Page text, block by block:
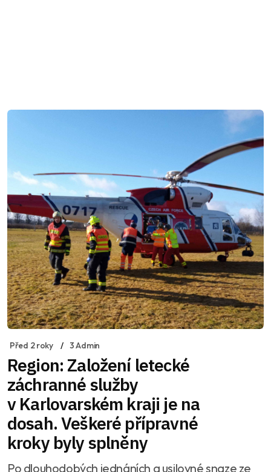
Před 2 roky 3 Admin
Region: Založení letecké
záchranné služby
v Karlovarském kraji je na
dosah. Veškeré přípravné
kroky byly splněny
Po dlouhodobých jednáních a usilovné snaze ze